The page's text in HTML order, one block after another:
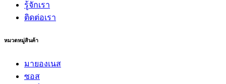
รู้จักเรา
ติดต่อเรา
หมวดหมู่สินค้า
มายองเนส
ซอส